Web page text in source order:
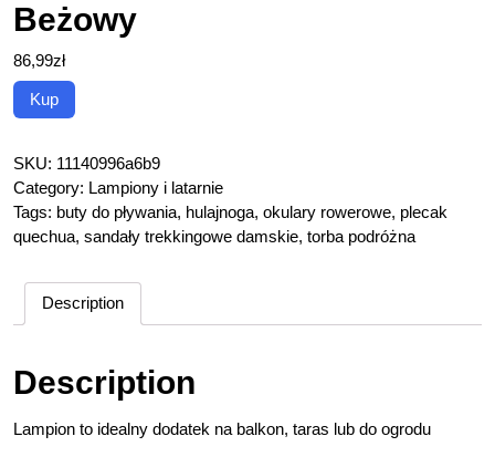
Beżowy
86,99zł
Kup
SKU: 11140996a6b9
Category: Lampiony i latarnie
Tags: buty do pływania, hulajnoga, okulary rowerowe, plecak
quechua, sandały trekkingowe damskie, torba podróżna
Description
Description
Lampion to idealny dodatek na balkon, taras lub do ogrodu